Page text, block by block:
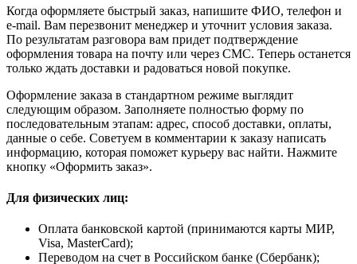
Когда оформляете быстрый заказ, напишите ФИО, телефон и
e-mail. Вам перезвонит менеджер и уточнит условия заказа.
По результатам разговора вам придет подтверждение
оформления товара на почту или через СМС. Теперь останется
только ждать доставки и радоваться новой покупке.
Оформление заказа в стандартном режиме выглядит
следующим образом. Заполняете полностью форму по
последовательным этапам: адрес, способ доставки, оплаты,
данные о себе. Советуем в комментарии к заказу написать
информацию, которая поможет курьеру вас найти. Нажмите
кнопку «Оформить заказ».
Для физических лиц:
Оплата банковской картой (принимаются карты МИР,
Visa, MasterCard);
Переводом на счет в Российском банке (Сбербанк);